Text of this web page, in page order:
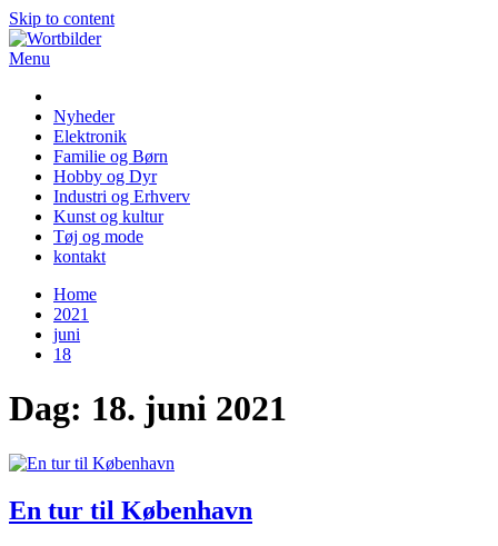
Skip to content
Menu
Nyheder
Elektronik
Familie og Børn
Hobby og Dyr
Industri og Erhverv
Kunst og kultur
Tøj og mode
kontakt
Home
2021
juni
18
Dag: 18. juni 2021
En tur til København